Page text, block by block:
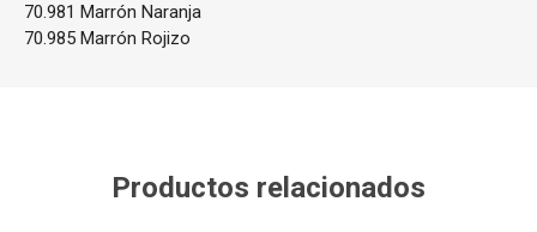
70.981 Marrón Naranja
70.985 Marrón Rojizo
Productos relacionados